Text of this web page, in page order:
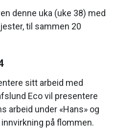
denne uka (uke 38) med
til sammen 20
sitt arbeid med
Eco vil presentere
arbeid under «Hans» og
på flommen.